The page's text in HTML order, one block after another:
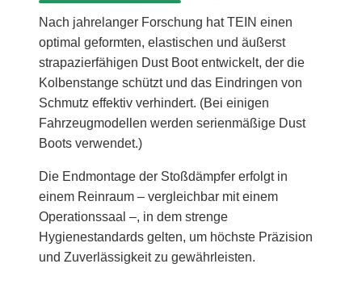
Nach jahrelanger Forschung hat TEIN einen
optimal geformten, elastischen und äußerst
strapazierfähigen Dust Boot entwickelt, der die
Kolbenstange schützt und das Eindringen von
Schmutz effektiv verhindert. (Bei einigen
Fahrzeugmodellen werden serienmäßige Dust
Boots verwendet.)
Die Endmontage der Stoßdämpfer erfolgt in
einem Reinraum – vergleichbar mit einem
Operationssaal –, in dem strenge
Hygienestandards gelten, um höchste Präzision
und Zuverlässigkeit zu gewährleisten.